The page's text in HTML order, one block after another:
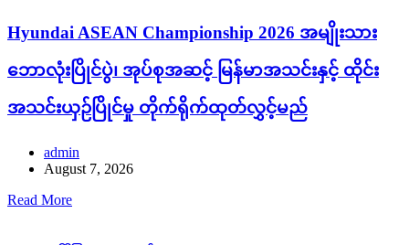
Hyundai ASEAN Championship 2026 အမျိုးသား
ဘောလုံးပြိုင်ပွဲ၊ အုပ်စုအဆင့် မြန်မာအသင်းနှင့် ထိုင်း
အသင်းယှဉ်ပြိုင်မှု တိုက်ရိုက်ထုတ်လွှင့်မည်
admin
August 7, 2026
Read More